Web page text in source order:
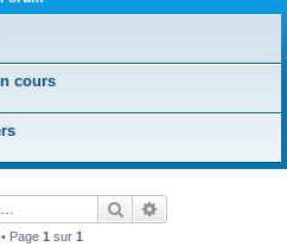
h
r
cours
Rechercher
Page 1 sur 1